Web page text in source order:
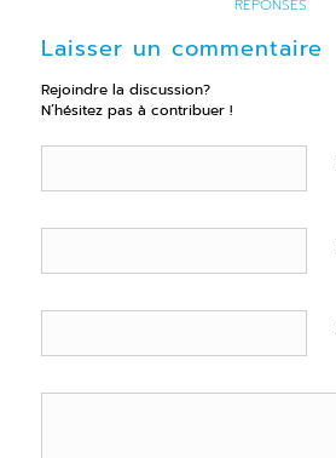
RÉPONSES
Laisser un commentaire
Rejoindre la discussion?
N’hésitez pas à contribuer !